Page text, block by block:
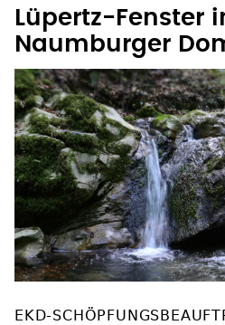
Lüpertz-Fenster
Naumburger
EKD-